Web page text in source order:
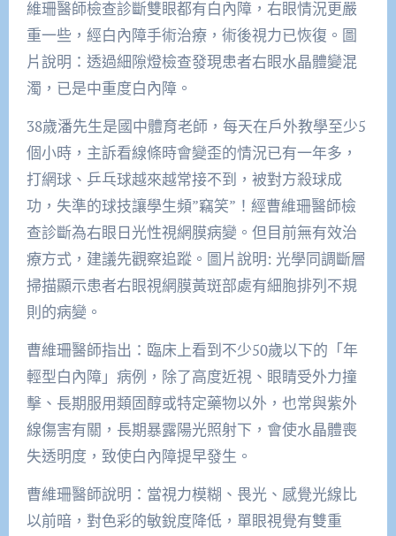
維珊醫師檢查診斷雙眼都有白內障，右眼情況更嚴
重一些，經白內障手術治療，術後視力已恢復。圖
片說明：透過細隙燈檢查發現患者右眼水晶體變混
濁，已是中重度白內障。
38歲潘先生是國中體育老師，每天在戶外教學至少5
個小時，主訴看線條時會變歪的情況已有一年多，
打網球、乒乓球越來越常接不到，被對方殺球成
功，失準的球技讓學生頻”竊笑”！經曹維珊醫師檢
查診斷為右眼日光性視網膜病變。但目前無有效治
療方式，建議先觀察追蹤。圖片說明: 光學同調斷層
掃描顯示患者右眼視網膜黃斑部處有細胞排列不規
則的病變。
曹維珊醫師指出：臨床上看到不少50歲以下的「年
輕型白內障」病例，除了高度近視、眼睛受外力撞
擊、長期服用類固醇或特定藥物以外，也常與紫外
線傷害有關，長期暴露陽光照射下，會使水晶體喪
失透明度，致使白內障提早發生。
曹維珊醫師說明：當視力模糊、畏光、感覺光線比
以前暗，對色彩的敏銳度降低，單眼視覺有雙重